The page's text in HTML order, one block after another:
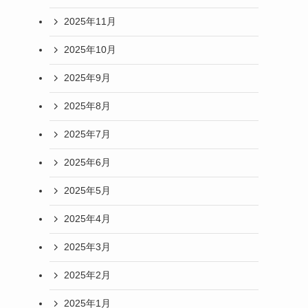
2025年11月
2025年10月
2025年9月
2025年8月
2025年7月
2025年6月
2025年5月
2025年4月
2025年3月
2025年2月
2025年1月